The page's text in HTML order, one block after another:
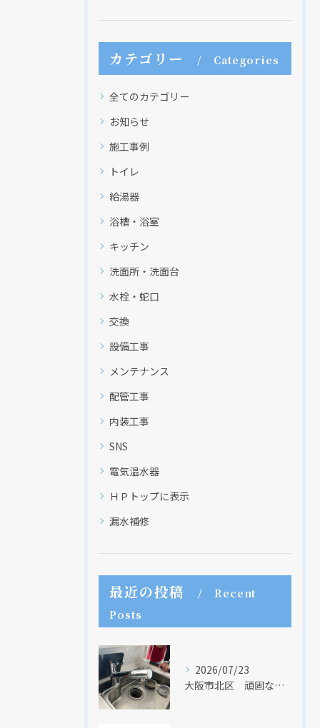
カテゴリー Categories
全てのカテゴリー
お知らせ
施工事例
トイレ
給湯器
浴槽・浴室
キッチン
洗面所・洗面台
水栓・蛇口
交換
設備工事
メンテナンス
配管工事
内装工事
SNS
電気温水器
ＨＰトップに表示
漏水補修
最近の投稿
Recent
Posts
2026/07/23
大阪市北区 頑固な水アカはなかなか取れない・・・
現在、新聞に入っている折込チラシです。
クリックでチラシのページにジャンプします
現在、新聞に入っている折込チラシです。
クリックでチラシのページにジャンプします